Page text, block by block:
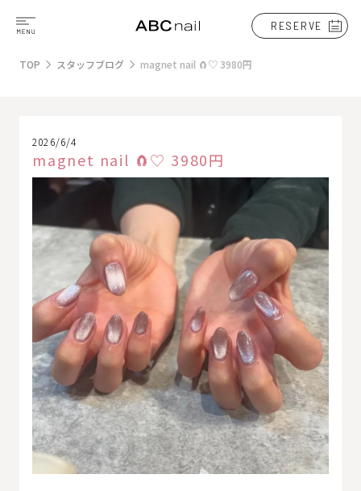
RESERVE
TOP スタッフブログ magnet nail 🧲♡ 3980円
2026/6/4
magnet nail 🧲♡ 3980円